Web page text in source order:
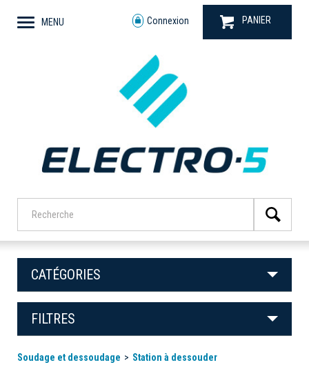
MENU Connexion PANIER
CATÉGORIES
FILTRES
Soudage et dessoudage Station à dessouder